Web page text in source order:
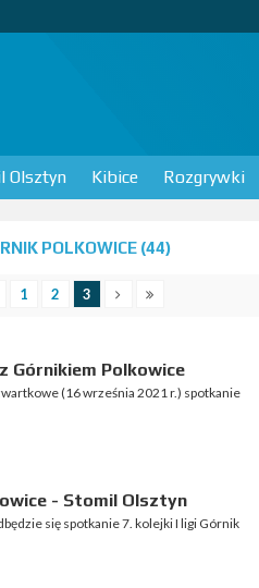
Olsztyn Kibice Rozgrywki
POLKOWICE (44)
1 2 3
Górnikiem Polkowice
(16 września 2021 r.) spotkanie
- Stomil Olsztyn
się spotkanie 7. kolejki I ligi Górnik